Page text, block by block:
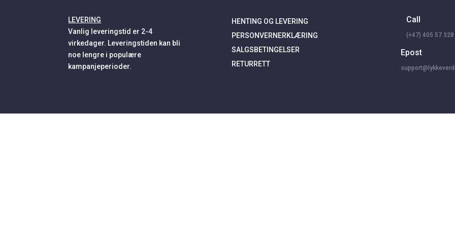
LEVERING
Vanlig leveringstid er 2-4
virkedager. Leveringstiden kan bli
noe lengre i populære
kampanjeperioder.
HENTING OG LEVERING
PERSONVERNERKLÆRING
SALGSBETINGELSER
RETURRETT
Call
(+47) 405 57 328
Epost